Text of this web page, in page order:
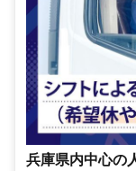
兵庫県内中心の